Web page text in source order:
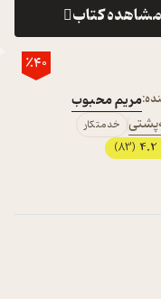
مشاهده کتاب
٪40
مریم محبوب
خدمتکار
4.2
(83)